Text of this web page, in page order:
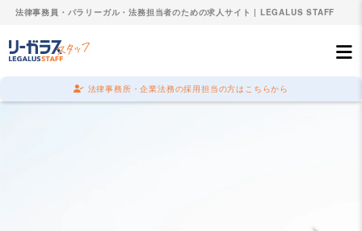
法律事務員・パラリーガル・法務担当者のための求人サイト | LEGALUS STAFF
法律事務所・企業法務の採用担当の方はこちらから